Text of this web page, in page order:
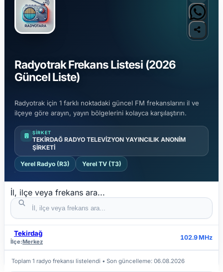
Radyotrak Frekans Listesi (2026
Güncel Liste)
Radyotrak için 1 farklı noktadaki güncel FM frekanslarını il ve
ilçeye göre arayın, yayın bölgelerini kolayca karşılaştırın.
ŞIRKET
TEKİRDAĞ RADYO TELEVİZYON YAYINCILIK ANONİM
ŞİRKETİ
Yerel Radyo (R3) Yerel TV (T3)
İl, ilçe veya frekans ara...
İL
Tekirdağ
İlçe:Merkez
102.9 MHz
Toplam 1 radyo frekansı listelendi • Son güncelleme:06.08.2026